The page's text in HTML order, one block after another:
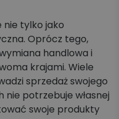
nie tylko jako
Oprócz tego,
handlowa i
krajami. Wiele
sprzedaż swojego
nie potrzebuje własnej
swoje produkty